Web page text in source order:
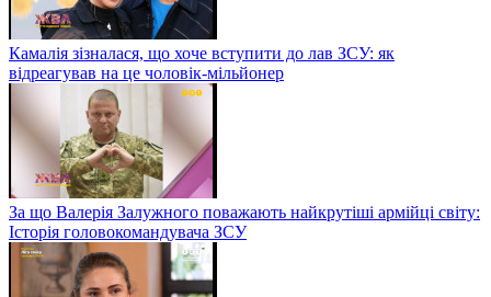
Камалія зізналася, що хоче вступити до лав ЗСУ: як
відреагував на це чоловік-мільйонер
За що Валерія Залужного поважають найкрутіші армійці світу:
Історія головокомандувача ЗСУ